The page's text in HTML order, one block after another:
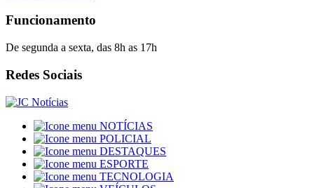
Funcionamento
De segunda a sexta, das 8h as 17h
Redes Sociais
NOTÍCIAS
POLICIAL
DESTAQUES
ESPORTE
TECNOLOGIA